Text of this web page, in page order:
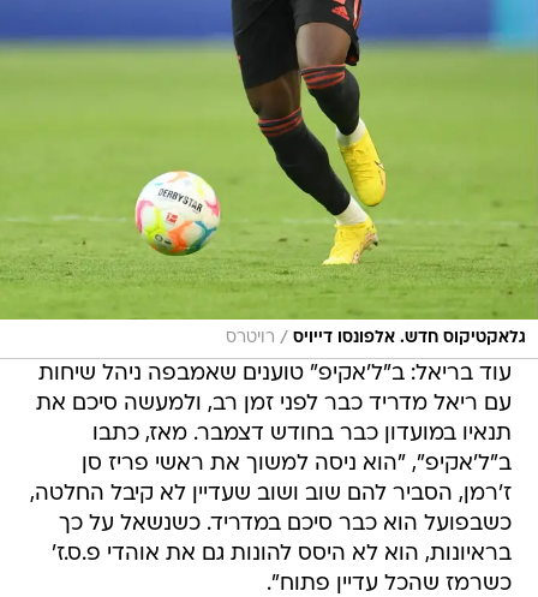
גלאקטיקוס חדש. אלפונסו דייויס / רויטרס
עוד בריאל: ב"ל'אקיפ" טוענים שאמבפה ניהל שיחות
עם ריאל מדריד כבר לפני זמן רב, ולמעשה סיכם את
תנאיו במועדון כבר בחודש דצמבר. מאז, כתבו
ב"ל'אקיפ", "הוא ניסה למשוך את ראשי פריז סן
ז'רמן, הסביר להם שוב ושוב שעדיין לא קיבל החלטה,
כשבפועל הוא כבר סיכם במדריד. כשנשאל על כך
בראיונות, הוא לא היסס להונות גם את אוהדי פ.ס.ז'
כשרמז שהכל עדיין פתוח".